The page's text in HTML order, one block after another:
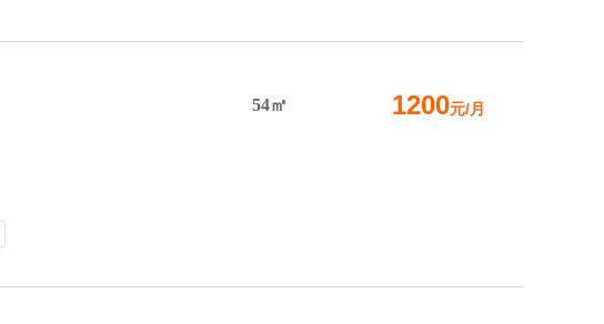
54㎡ 1200元/月